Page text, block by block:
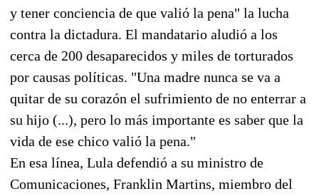
y tener conciencia de que valió la pena" la lucha
contra la dictadura. El mandatario aludió a los
cerca de 200 desaparecidos y miles de torturados
por causas políticas. "Una madre nunca se va a
quitar de su corazón el sufrimiento de no enterrar a
su hijo (...), pero lo más importante es saber que la
vida de ese chico valió la pena."
En esa línea, Lula defendió a su ministro de
Comunicaciones, Franklin Martins, miembro del